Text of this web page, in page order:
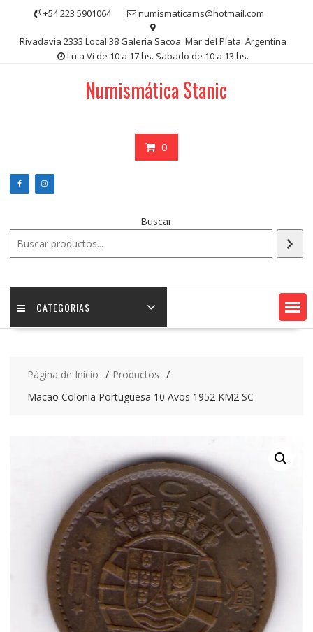
contenido
+54 223 5901064 numismaticams@hotmail.com
Rivadavia 2333 Local 38 Galería Sacoa. Mar del Plata. Argentina
Lu a Vi de 10 a 17 hs. Sabado de 10 a 13 hs.
Numismática Stanic
0
Buscar
CATEGORIAS
Página de Inicio
Productos
Macao Colonia Portuguesa 10 Avos 1952 KM2 SC